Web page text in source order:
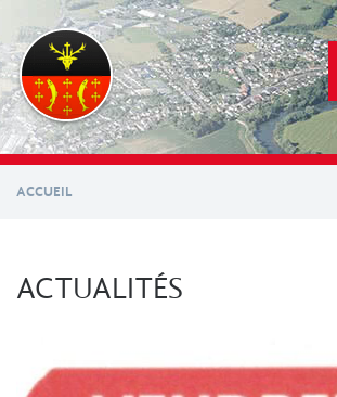
contenu
principal
ACCUEIL
ACTUALITÉS